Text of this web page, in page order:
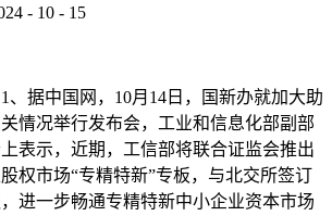
- 10 - 15
1、据中国网，10月14日，国新办就加大助
情况举行发布会，工业和信息化部副部
表示，近期，工信部将联合证监会推出
权市场“专精特新”专板，与北交所签订
进一步畅通专精特新中小企业资本市场